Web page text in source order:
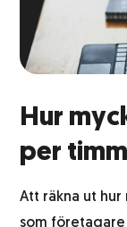
Hur
per
Att räkna ut
som företagare
Lagerhållning
Etikettering
Returhantering